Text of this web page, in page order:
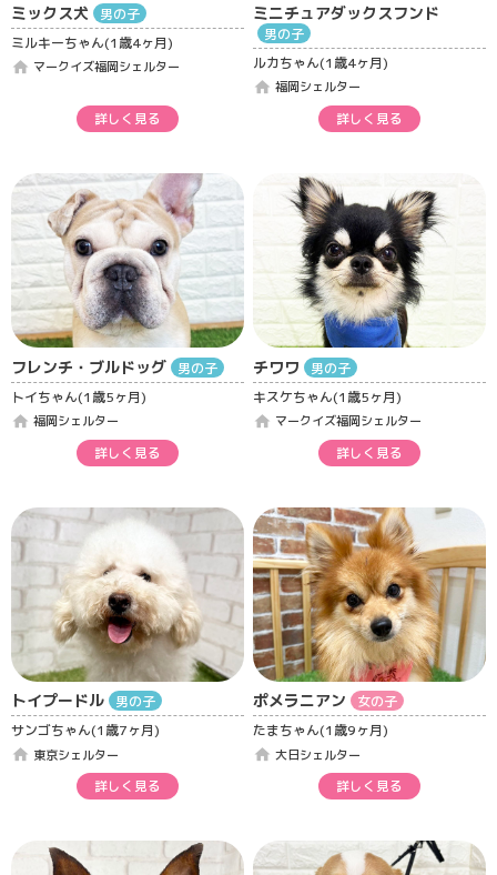
ミックス犬
男の子
ミルキーちゃん(1歳4ヶ月)
home マークイズ福岡シェルター
詳しく見る
ミニチュアダックスフンド
男の子
ルカちゃん(1歳4ヶ月)
home 福岡シェルター
詳しく見る
フレンチ・ブルドッグ
男の子
トイちゃん(1歳5ヶ月)
home 福岡シェルター
詳しく見る
チワワ
男の子
キスケちゃん(1歳5ヶ月)
home マークイズ福岡シェルター
詳しく見る
トイプードル
男の子
サンゴちゃん(1歳7ヶ月)
home 東京シェルター
詳しく見る
ポメラニアン
女の子
たまちゃん(1歳9ヶ月)
home 大日シェルター
詳しく見る